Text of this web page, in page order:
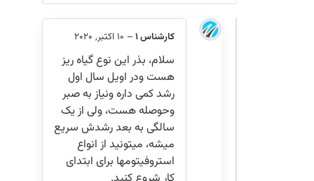
کارشناس 1 –10 اکتبر, 2020
سلام، بذر این نوع گیاه ریز
هست ودر اویل سال اول
رشد کمی داره ونیاز به صبر
وحوصله هست، ولی از یک
سالگی به بعد رشدش سریع
میشه، میتونید از انواع
استروفیتومها برای ابتدای